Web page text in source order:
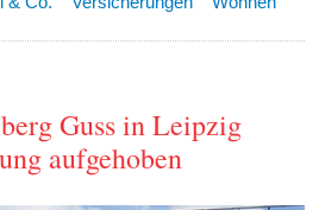
Guss in Leipzig
aufgehoben